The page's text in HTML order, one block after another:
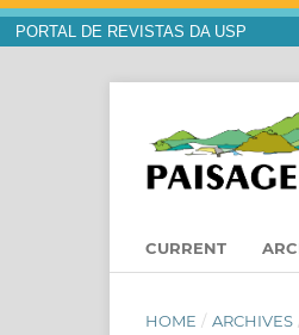
PORTAL DE REVISTAS DA USP
CURRENT
HOME / ARCHIVES